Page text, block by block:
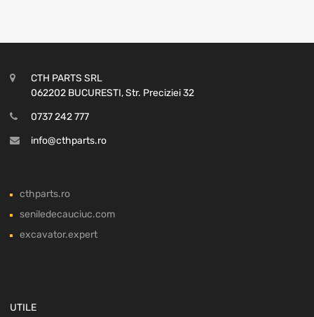
CTH PARTS SRL
062202 BUCURESTI, Str. Preciziei 32
0737 242 777
info@cthparts.ro
cthparts.ro
seniledecauciuc.com
excavator.expert
UTILE